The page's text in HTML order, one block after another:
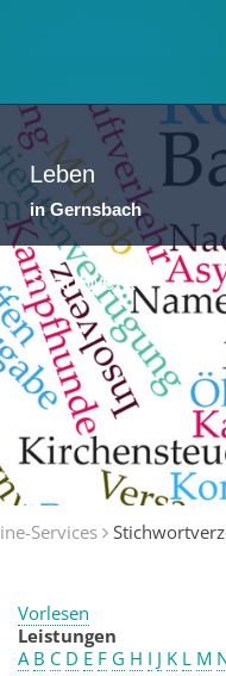
Leben
in Gernsbach
Stadtwerke
Services
Vorlesen
Leistungen
A B C D E F G H I J K L M